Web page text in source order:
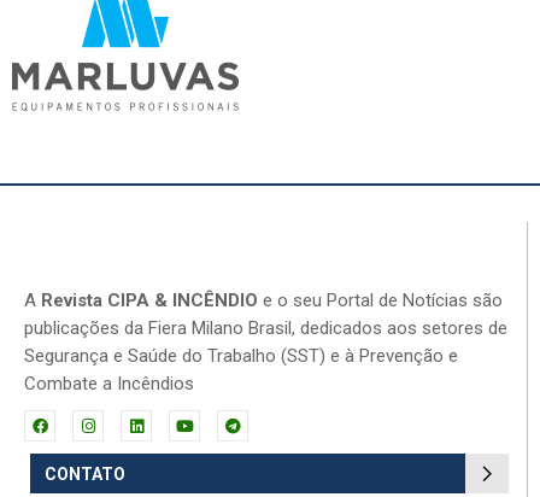
A Revista CIPA & INCÊNDIO e o seu Portal de Notícias são
publicações da Fiera Milano Brasil, dedicados aos setores de
Segurança e Saúde do Trabalho (SST) e à Prevenção e
Combate a Incêndios
CONTATO